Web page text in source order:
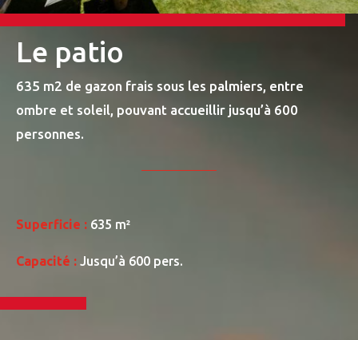
Le patio
635 m2 de gazon frais sous les palmiers, entre
ombre et soleil, pouvant accueillir jusqu’à 600
personnes.
Superficie : 635 m²
Capacité : Jusqu’à 600 pers.